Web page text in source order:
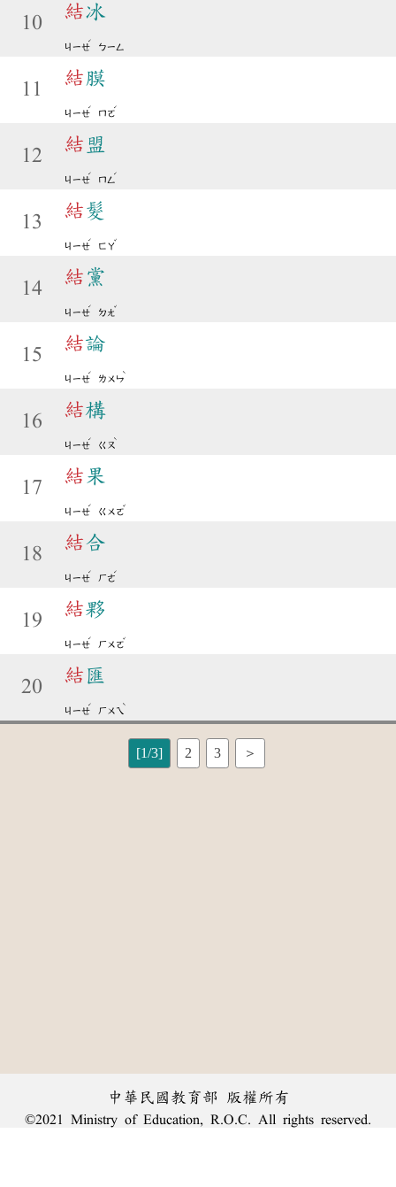
10
結冰
ㄐㄧㄝ
ˊ
ㄅㄧㄥ
11
結膜
ㄐㄧㄝ
ˊ
ㄇㄛ
ˊ
12
結 盟
ㄐㄧㄝ
ˊ
ㄇㄥ
ˊ
13
結髮
ㄐㄧㄝ
ˊ
ㄈㄚ
ˇ
14
結 黨
ㄐㄧㄝ
ˊ
ㄉㄤ
ˇ
15
結論
ㄐㄧㄝ
ˊ
ㄌㄨㄣ
ˋ
16
結構
ㄐㄧㄝ
ˊ
ㄍㄡ
ˋ
17
結 果
ㄐㄧㄝ
ˊ
ㄍㄨㄛ
ˇ
18
結合
ㄐㄧㄝ
ˊ
ㄏㄜ
ˊ
19
結夥
ㄐㄧㄝ
ˊ
ㄏㄨㄛ
ˇ
20
結 匯
ㄐㄧㄝ
ˊ
ㄏㄨㄟ
ˋ
[1/3] 2 3 ＞
中華民國教育部 版權所有
©2021 Ministry of Education, R.O.C. All rights reserved.